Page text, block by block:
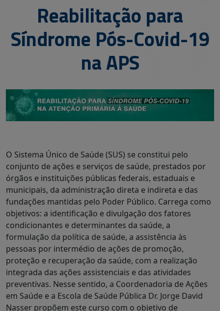
Reabilitação para
Síndrome Pós-Covid-19
na APS
O Sistema Único de Saúde (SUS) se constitui pelo
conjunto de ações e serviços de saúde, prestados por
órgãos e instituições públicas federais, estaduais e
municipais, da administração direta e indireta e das
fundações mantidas pelo Poder Público. Carrega como
objetivos: a identificação e divulgação dos fatores
condicionantes e determinantes da saúde, a
formulação da política de saúde, a assistência às
pessoas por intermédio de ações de promoção,
proteção e recuperação da saúde, com a realização
integrada das ações assistenciais e das atividades
preventivas. Nesse sentido, a Coordenadoria de Ações
em Saúde e a Escola de Saúde Pública Dr. Jorge David
Nasser propõem este curso com o objetivo de